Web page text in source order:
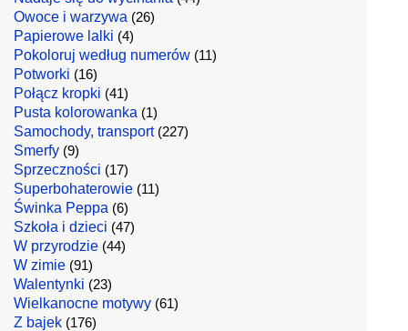
Owoce i warzywa (26)
Papierowe lalki (4)
Pokoloruj według numerów (11)
Potworki (16)
Połącz kropki (41)
Pusta kolorowanka (1)
Samochody, transport(227)
Smerfy (9)
Sprzeczności (17)
Superbohaterowie (11)
Świnka Peppa (6)
Szkoła i dzieci (47)
W przyrodzie (44)
W zimie (91)
Walentynki (23)
Wielkanocne motywy (61)
Z bajek (176)